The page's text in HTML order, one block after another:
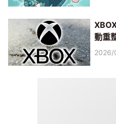
動重
2026/